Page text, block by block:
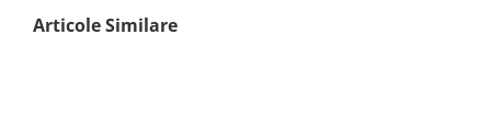
Articole Similare